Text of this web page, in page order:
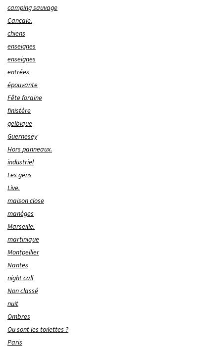
camping sauvage
Cancale.
chiens
enseignes
enseignes
entrées
épouvante
Fête foraine
finistère
gelbique
Guernesey
Hors panneaux.
industriel
Les gens
Live.
maison close
manèges
Marseille.
martinique
Montpellier
Nantes
night call
Non classé
nuit
Ombres
Ou sont les toilettes ?
Paris